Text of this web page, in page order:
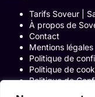
Tarifs Soveur |
À propos de
Contact
Mentions légales
Politique de
Politique de
Politique de